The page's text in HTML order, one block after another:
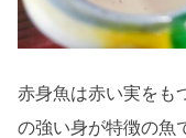
赤身魚は赤い実をも
の強い身が特徴の魚